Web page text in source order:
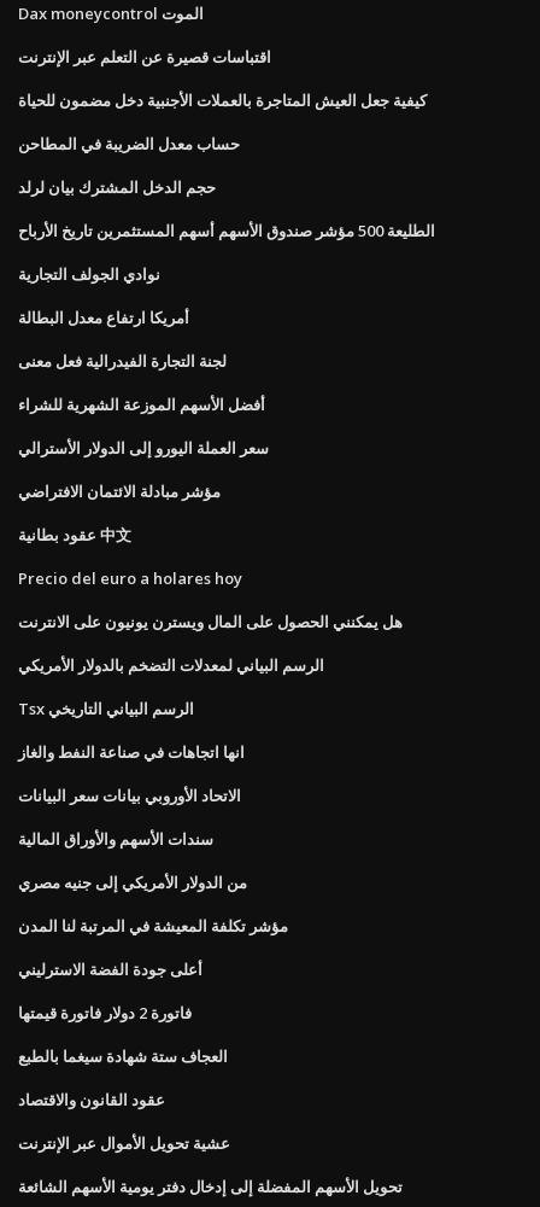
Dax moneycontrol الموت
اقتباسات قصيرة عن التعلم عبر الإنترنت
كيفية جعل العيش المتاجرة بالعملات الأجنبية دخل مضمون للحياة
حساب معدل الضريبة في المطاحن
حجم الدخل المشترك بيان لرلد
الطليعة 500 مؤشر صندوق الأسهم أسهم المستثمرين تاريخ الأرباح
نوادي الجولف التجارية
أمريكا ارتفاع معدل البطالة
لجنة التجارة الفيدرالية فعل معنى
أفضل الأسهم الموزعة الشهرية للشراء
سعر العملة اليورو إلى الدولار الأسترالي
مؤشر مبادلة الائتمان الافتراضي
عقود بطانية 中文
Precio del euro a holares hoy
هل يمكنني الحصول على المال ويسترن يونيون على الانترنت
الرسم البياني لمعدلات التضخم بالدولار الأمريكي
Tsx الرسم البياني التاريخي
انها اتجاهات في صناعة النفط والغاز
الاتحاد الأوروبي بيانات سعر البيانات
سندات الأسهم والأوراق المالية
من الدولار الأمريكي إلى جنيه مصري
مؤشر تكلفة المعيشة في المرتبة لنا المدن
أعلى جودة الفضة الاسترليني
فاتورة 2 دولار فاتورة قيمتها
العجاف ستة شهادة سيغما بالطبع
عقود القانون والاقتصاد
عشية تحويل الأموال عبر الإنترنت
تحويل الأسهم المفضلة إلى إدخال دفتر يومية الأسهم الشائعة